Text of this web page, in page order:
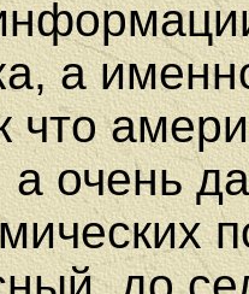
а
что
очень